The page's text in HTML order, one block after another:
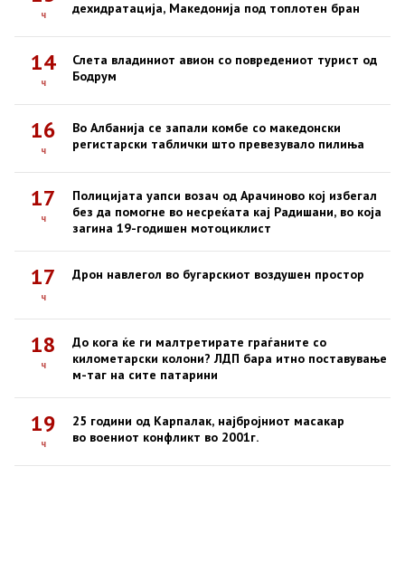
ч
дехидратација, Македонија под топлотен бран
14
ч
Слета владиниот авион со повредениот турист од
Бодрум
16
ч
Во Албанија се запали комбе со македонски
регистарски таблички што превезувало пилиња
17
ч
Полицијата уапси возач од Арачиново кој избегал
без да помогне во несреќата кај Радишани, во која
загина 19-годишен мотоциклист
17
ч
Дрон навлегол во бугарскиот воздушен простор
18
ч
До кога ќе ги малтретирате граѓаните со
километарски колони? ЛДП бара итно поставување
м-таг на сите патарини
19
ч
25 години од Карпалак, најбројниот масакар
во воениот конфликт во 2001г.